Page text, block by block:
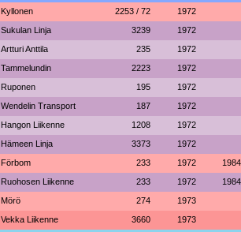
Kyllonen 2253 / 72 1972
Sukulan Linja 3239 1972
Artturi Anttila 235 1972
Tammelundin 2223 1972
Ruponen 195 1972
Wendelin Transport 187 1972
Hangon Liikenne 1208 1972
Hämeen Linja 3373 1972
Förbom 233 1972 1984
Ruohosen Liikenne 233 1972 1984
Mörö 274 1973
Vekka Liikenne 3660 1973